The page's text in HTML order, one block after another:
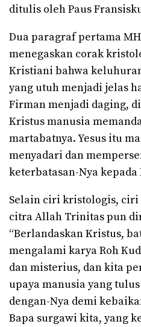
ditulis oleh Paus
Dua paragraf pertama
menegaskan corak
Kristiani bahwa
yang utuh menjadi jelas
Firman menjadi daging,
Kristus manusia
martabatnya. Yesus itu
menyadari dan
keterbatasan-Nya kepada
Selain ciri kristologis, ciri
citra Allah Trinitas pun
“Berlandaskan Kristus,
mengalami karya Roh
dan misterius, dan kita
upaya manusia yang
dengan-Nya demi
Bapa surgawi kita, yang